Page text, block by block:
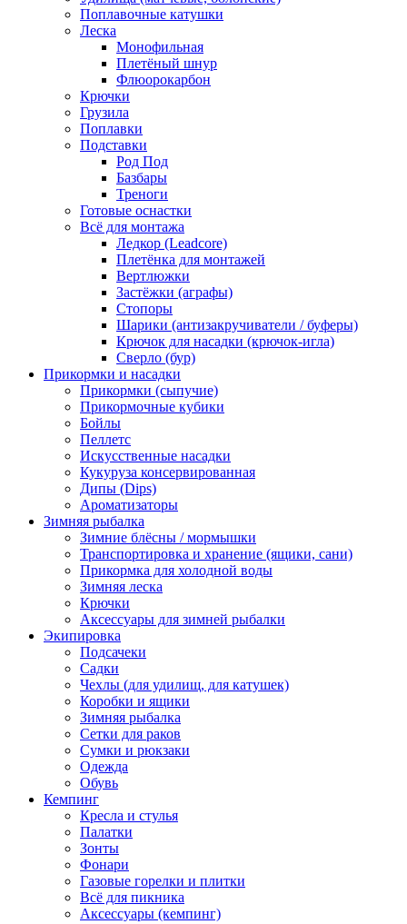
Поплавочные катушки
Леска
Монофильная
Плетёный шнур
Флюорокарбон
Крючки
Грузила
Поплавки
Подставки
Род Под
Базбары
Треноги
Готовые оснастки
Всё для монтажа
Ледкор (Leadcore)
Плетёнка для монтажей
Вертлюжки
Застёжки (аграфы)
Стопоры
Шарики (антизакручиватели / буферы)
Крючок для насадки (крючок-игла)
Сверло (бур)
Прикормки и насадки
Прикормки (сыпучие)
Прикормочные кубики
Бойлы
Пеллетс
Искусственные насадки
Кукуруза консервированная
Дипы (Dips)
Ароматизаторы
Зимняя рыбалка
Зимние блёсны / мормышки
Транспортировка и хранение (ящики, сани)
Прикормка для холодной воды
Зимняя леска
Крючки
Аксессуары для зимней рыбалки
Экипировка
Подсачеки
Садки
Чехлы (для удилищ, для катушек)
Коробки и ящики
Зимняя рыбалка
Сетки для раков
Сумки и рюкзаки
Одежда
Обувь
Кемпинг
Кресла и стулья
Палатки
Зонты
Фонари
Газовые горелки и плитки
Всё для пикника
Аксессуары (кемпинг)